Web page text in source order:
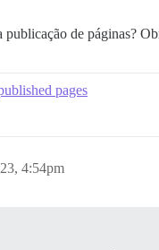
publicação de páginas?
pages
4:54pm